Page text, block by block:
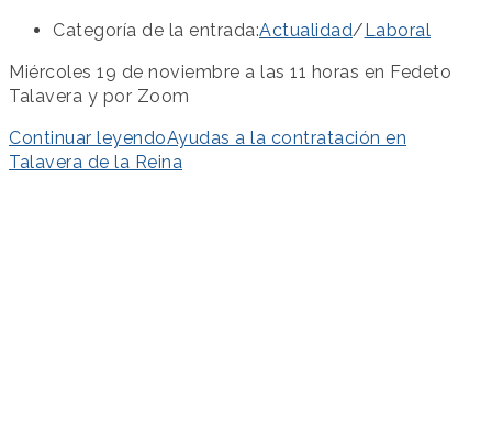
Categoría de la entrada:Actualidad/Laboral
Miércoles 19 de noviembre a las 11 horas en Fedeto
Talavera y por Zoom
Continuar leyendoAyudas a la contratación en
Talavera de la Reina